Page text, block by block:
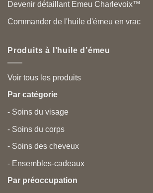
Devenir détaillant Emeu Charlevoix™
Commander de l'huile d'émeu en vrac
Produits à l’huile d’émeu
Voir tous les produits
Par catégorie
- Soins du visage
- Soins du corps
- Soins des cheveux
- Ensembles-cadeaux
Par préoccupation